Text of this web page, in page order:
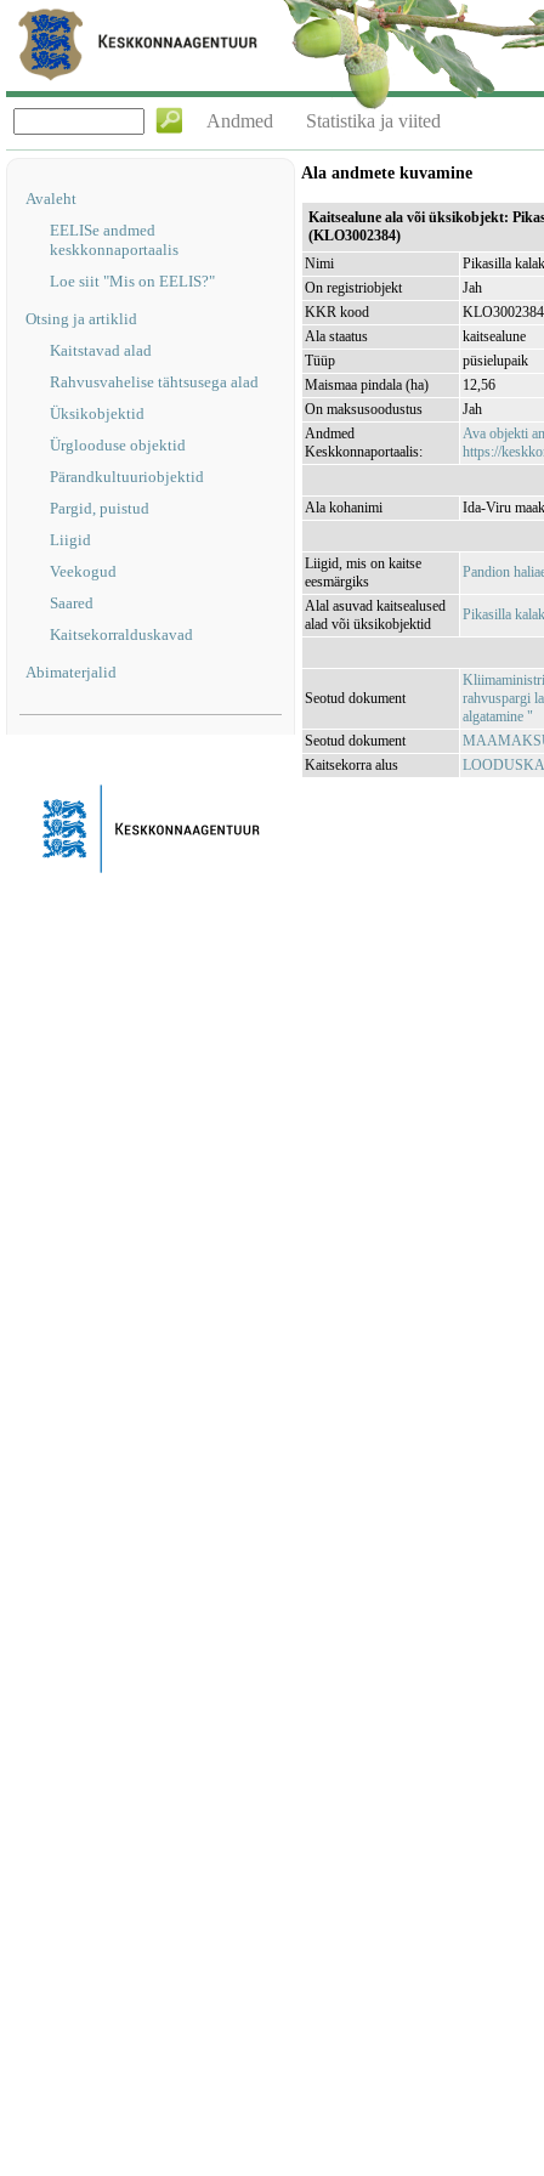
Andmed Statistika ja viited
Avaleht
EELISe andmed
keskkonnaportaalis
Loe siit "Mis on EELIS?"
Otsing ja artiklid
Kaitstavad alad
Rahvusvahelise tähtsusega alad
Üksikobjektid
Ürglooduse objektid
Pärandkultuuriobjektid
Pargid, puistud
Liigid
Veekogud
Saared
Kaitsekorralduskavad
Abimaterjalid
Ala andmete kuvamine
Kaitsealune ala või üksikobjekt:
(KLO3002384)
Nimi
Pikasilla
On registriobjekt
Jah
KKR kood
KLO3002384
Ala staatus
kaitsealune
Tüüp
püsielupaik
Maismaa pindala (ha)
12,56
On maksusoodustus
Jah
Andmed
Keskkonnaportaalis:
Ava objekti
https://
Ala kohanimi Ida-Viru
Liigid, mis on kaitse
eesmärgiks
Pandion
Alal asuvad kaitsealused
alad või üksikobjektid
Pikasilla
Seotud dokument
rahvuspargi
algatamine "
Seotud dokument
Kaitsekorra alus